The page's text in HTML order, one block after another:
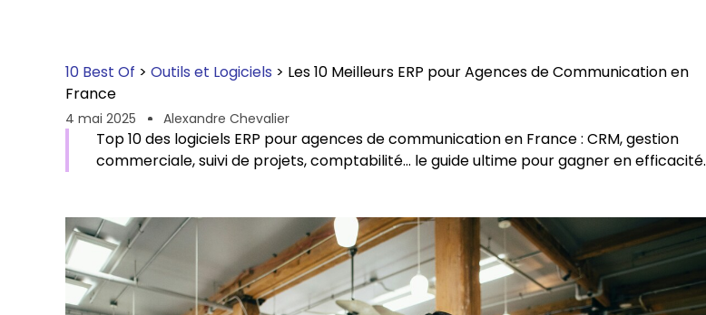
10 Best Of > Outils et Logiciels > Les 10 Meilleurs ERP pour Agences de Communication en
France
4 mai 2025 Alexandre Chevalier
Top 10 des logiciels ERP pour agences de communication en France : CRM, gestion
commerciale, suivi de projets, comptabilité... le guide ultime pour gagner en efficacité.